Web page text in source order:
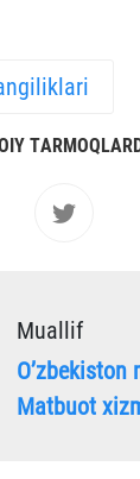
Muallif
Matbuot